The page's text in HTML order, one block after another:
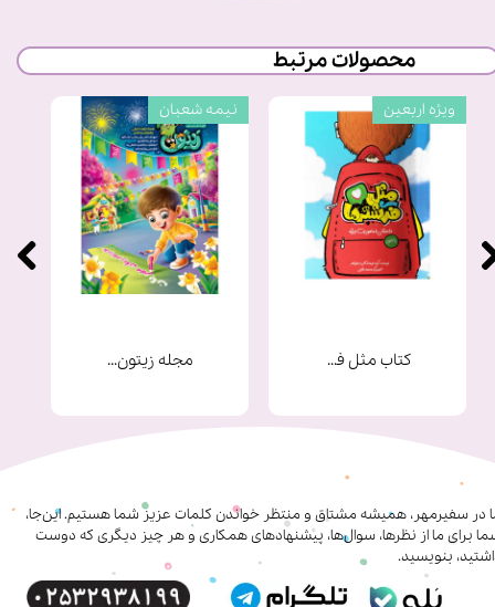
محصولات مرتبط
مجله زیتون شماره 9
نیمه شعبان
کتاب مثل فرشته ها
ویژه اربعین
در سفیرمهر، همیشه مشتاق و منتظر خواندن کلمات عزیز شما هستیم. این‌جا،
برای ما از نظرها، سوال‌ها، پیشنهادهای همکاری‌ و هر چیز دیگری که دوست
بنویسید.